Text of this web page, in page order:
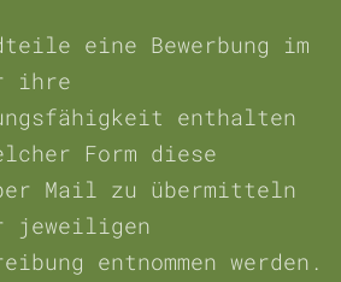
eine Bewerbung im
ihre
enthalten
Form diese
Mail zu übermitteln
jeweiligen
entnommen werden.